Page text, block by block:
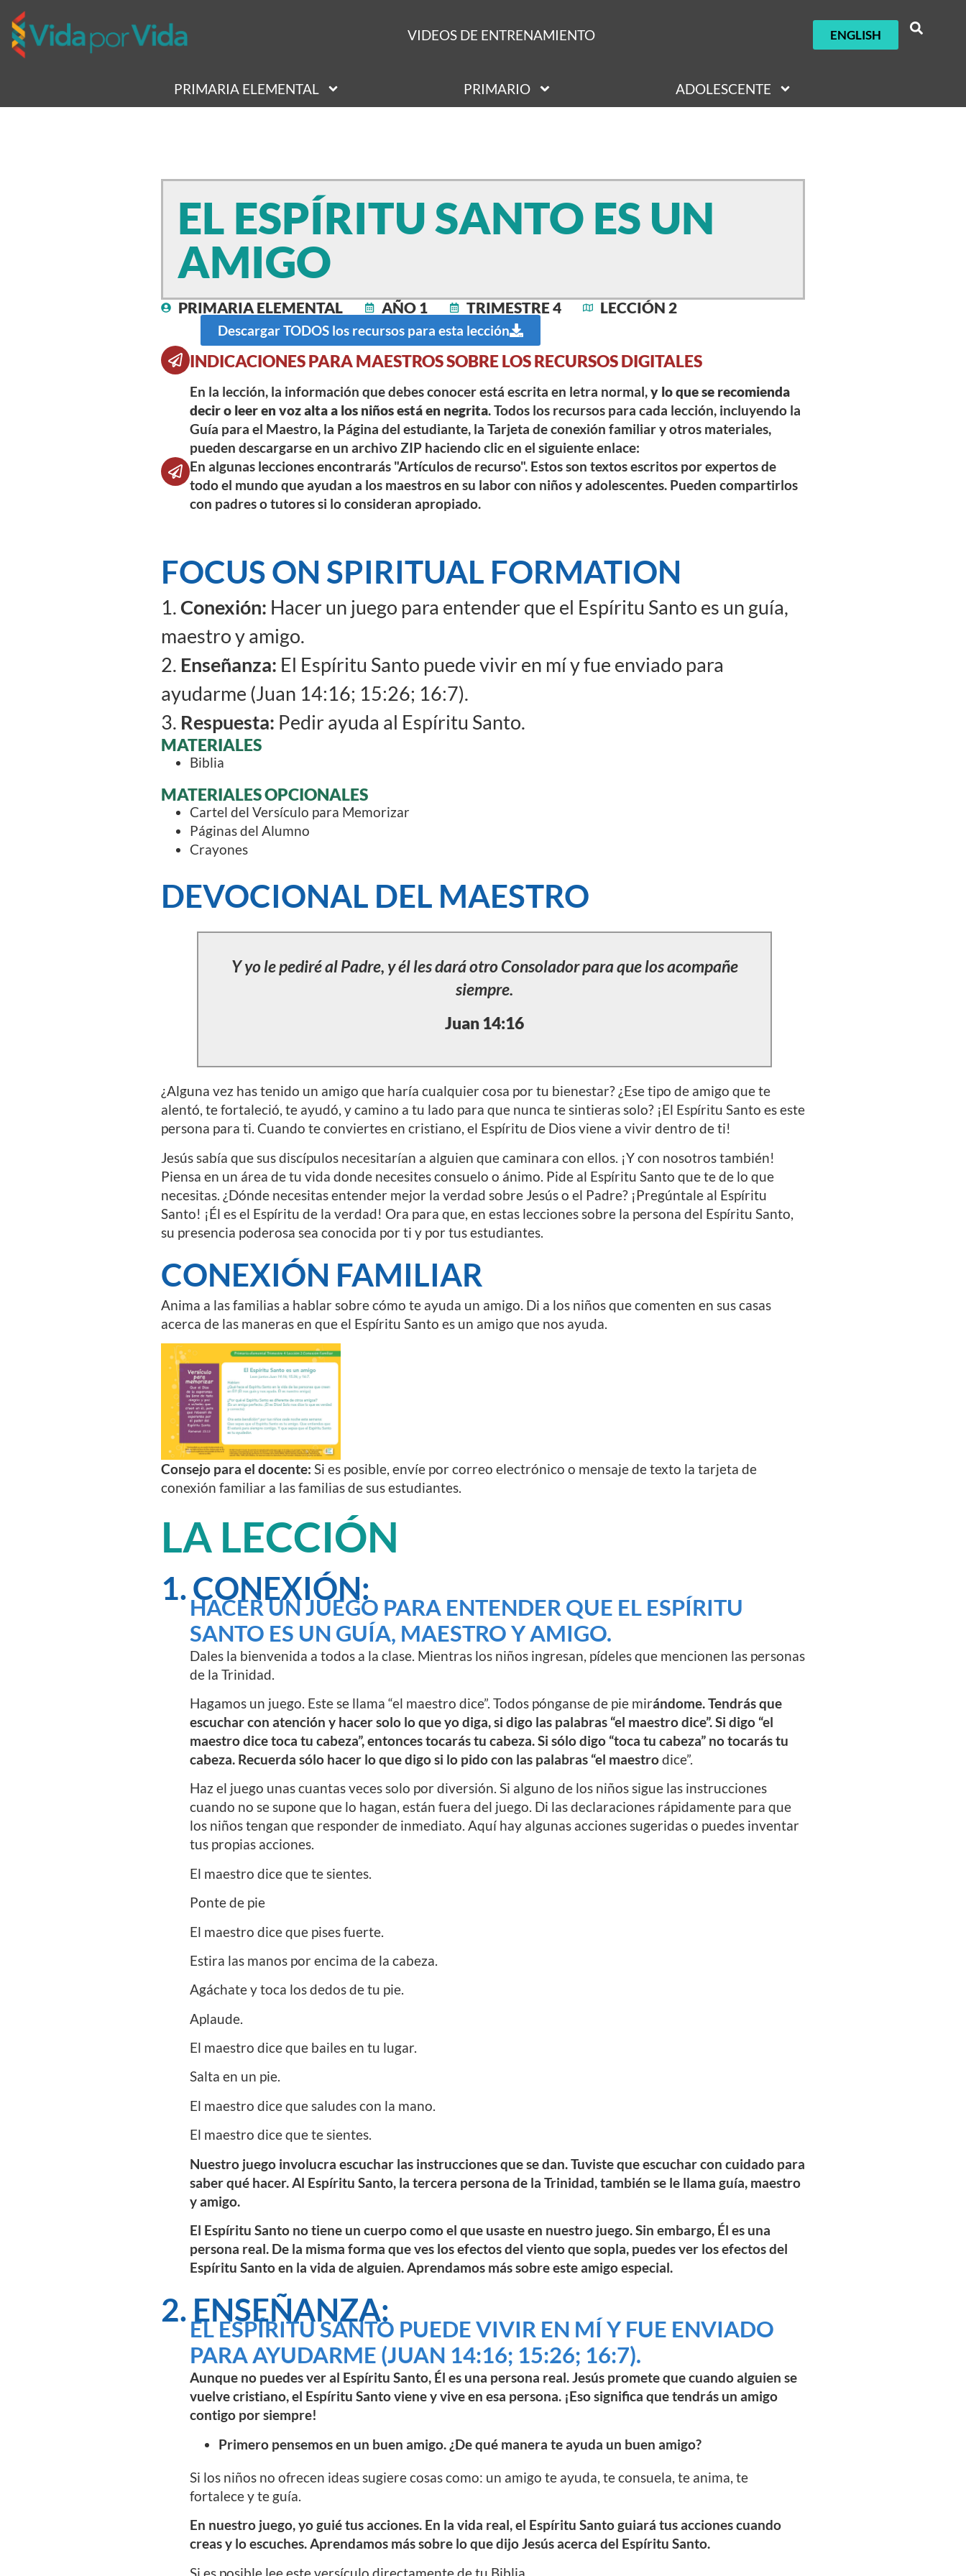
VIDEOS DE ENTRENAMIENTO ENGLISH
PRIMARIA ELEMENTAL PRIMARIO ADOLESCENTE
EL ESPÍRITU SANTO ES UN
AMIGO
PRIMARIA ELEMENTAL AÑO 1 TRIMESTRE 4 LECCIÓN 2
Descargar TODOS los recursos para esta lección
INDICACIONES PARA MAESTROS SOBRE LOS RECURSOS DIGITALES
En la lección, la información que debes conocer está escrita en letra normal,y lo que se recomienda
decir o leer en voz alta a los niños está en negrita. Todos los recursos para cada lección, incluyendo la
Guía para el Maestro, la Página del estudiante, la Tarjeta de conexión familiar y otros materiales,
pueden descargarse en un archivo ZIP haciendo clic en el siguiente enlace:
En algunas lecciones encontrarás "Artículos de recurso". Estos son textos escritos por expertos de
todo el mundo que ayudan a los maestros en su labor con niños y adolescentes. Pueden compartirlos
con padres o tutores si lo consideran apropiado.
FOCUS ON SPIRITUAL FORMATION
1.Conexión: Hacer un juego para entender que el Espíritu Santo es un guía,
maestro y amigo.
2. Enseñanza: El Espíritu Santo puede vivir en mí y fue enviado para
ayudarme (Juan 14:16; 15:26; 16:7).
3. Respuesta: Pedir ayuda al Espíritu Santo.
MATERIALES
Biblia
MATERIALES OPCIONALES
Cartel del Versículo para Memorizar
Páginas del Alumno
Crayones
DEVOCIONAL DEL MAESTRO
Y yo lepediré al Padre, y él les dará otro Consolador para que los acompañe
siempre.
Juan 14:16
¿Alguna vez has tenido un amigo que haría cualquier cosa por tu bienestar? ¿Ese tipo de amigo que te
alentó, te fortaleció, te ayudó, y camino a tu lado para que nunca te sintieras solo? ¡El Espíritu Santo es este
persona para ti. Cuando te conviertes en cristiano, el Espíritu de Dios viene a vivir dentro de ti!
Jesús sabía que sus discípulos necesitarían a alguien que caminara con ellos. ¡Y con nosotros también!
Piensa en un área de tu vida donde necesites consuelo o ánimo. Pide al Espíritu Santo que te de lo que
necesitas. ¿Dónde necesitas entender mejor la verdad sobre Jesús o el Padre? ¡Pregúntale al Espíritu
Santo! ¡Él es el Espíritu de la verdad! Ora para que, en estas lecciones sobre la persona del Espíritu Santo,
su presencia poderosa sea conocida por ti y por tus estudiantes.
CONEXIÓN FAMILIAR
Anima a las familias a hablar sobre cómo te ayuda un amigo. Di a los niños que comenten en sus casas
acerca de las maneras en que el Espíritu Santo es un amigo que nos ayuda.
Consejo para el docente: Si es posible, envíe por correo electrónico o mensaje de texto la tarjeta de
conexión familiar a las familias de sus estudiantes.
LA LECCIÓN
1. CONEXIÓN:
HACER UN JUEGO PARA ENTENDER QUE EL ESPÍRITU
SANTO ES UN GUÍA, MAESTRO Y AMIGO.
Dales la bienvenida a todos a la clase. Mientras los niños ingresan, pídeles que mencionen las personas
de la Trinidad.
Hagamos un juego. Este se llama “el maestro dice”. Todos pónganse de pie mirándome. Tendrás que
escuchar con atención y hacer solo lo que yo diga, si digo las palabras “el maestro dice”. Si digo “el
maestro dice toca tu cabeza”, entonces tocarás tu cabeza. Si sólo digo “toca tu cabeza” no tocarás tu
cabeza. Recuerda sólo hacer lo que digo si lo pido con las palabras “el maestrodice”.
Haz el juego unas cuantas veces solo por diversión. Si alguno de los niños sigue las instrucciones
cuando no se supone que lo hagan, están fuera del juego. Di las declaraciones rápidamente para que
los niños tengan que responder de inmediato. Aquí hay algunas acciones sugeridas o puedes inventar
tus propias acciones.
El maestro dice que te sientes.
Ponte de pie
El maestro dice que pises fuerte.
Estira las manos por encima de la cabeza.
Agáchate y toca los dedos de tu pie.
Aplaude.
El maestro dice que bailes en tu lugar.
Salta en un pie.
El maestro dice que saludes con la mano.
El maestro dice que te sientes.
Nuestro juego involucra escuchar las instrucciones que se dan. Tuviste que escuchar con cuidado para
saber qué hacer. Al Espíritu Santo, la tercera persona de la Trinidad, también se le llama guía, maestro
y amigo.
El Espíritu Santo no tiene un cuerpo como el que usaste en nuestro juego. Sin embargo, Él es una
persona real. De la misma forma que ves los efectos del viento que sopla, puedes ver los efectos del
Espíritu Santo en la vida de alguien. Aprendamos más sobre este amigo especial.
2. ENSEÑANZA:
EL ESPÍRITU SANTO PUEDE VIVIR EN MÍ Y FUE ENVIADO
PARA AYUDARME (JUAN 14:16; 15:26; 16:7).
Aunque no puedes ver al Espíritu Santo, Él es una persona real. Jesús promete que cuando alguien se
vuelve cristiano, el Espíritu Santo viene y vive en esa persona. ¡Eso significa que tendrás un amigo
contigo por siempre!
Primero pensemos en un buen amigo. ¿De qué manera te ayuda un buen amigo?
Si los niños no ofrecen ideas sugiere cosas como: un amigo te ayuda, te consuela, te anima, te
fortalece y te guía.
En nuestro juego, yo guié tus acciones. En la vida real, el Espíritu Santo guiará tus acciones cuando
creas y lo escuches. Aprendamos más sobre lo que dijo Jesús acerca del Espíritu Santo.
Si es posible lee este versículo directamente de tu Biblia.